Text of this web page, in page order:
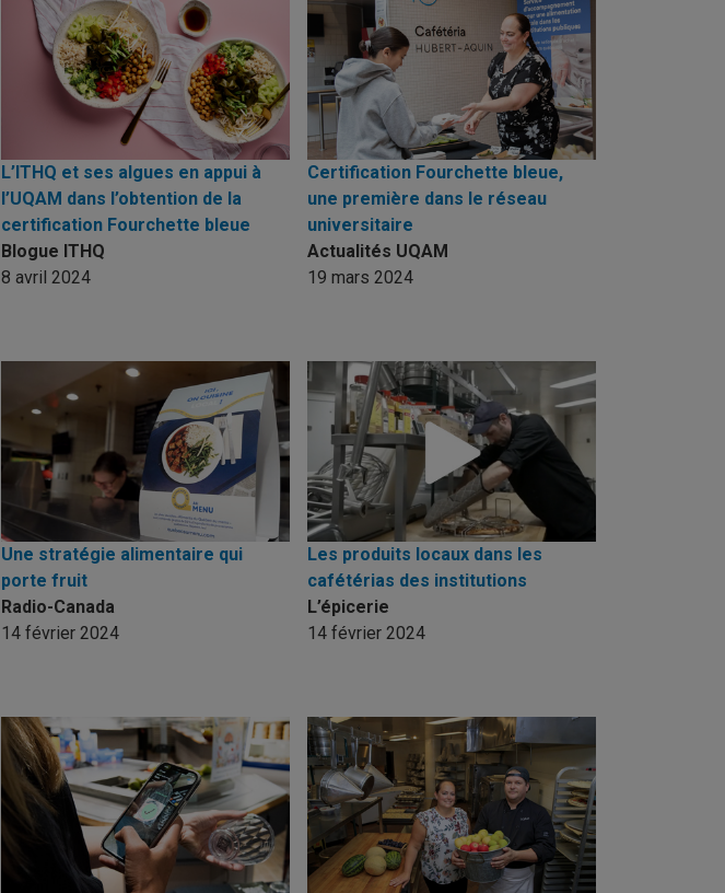
L’ITHQ et ses algues en appui à
l’UQAM dans l’obtention de la
certification Fourchette bleue
Blogue ITHQ
8 avril 2024
Certification Fourchette bleue,
une première dans le réseau
universitaire
Actualités UQAM
19 mars 2024
Une stratégie alimentaire qui
porte fruit
Radio-Canada
14 février 2024
Les produits locaux dans les
cafétérias des institutions
L’épicerie
14 février 2024